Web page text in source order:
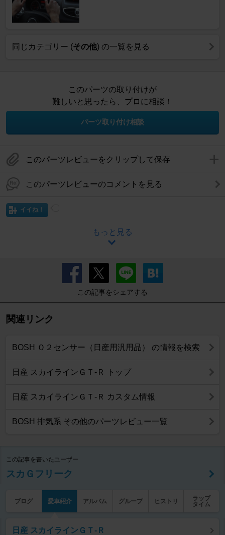
同じカテゴリー (その他) の一覧を見る
このパーツの取り付けが
難しいと思ったら、プロに相談！
パーツ取り付け相談
このパーツレビューをクリップして保存
このパーツレビューのコメントを見る
イイね！
もっと見る
この記事をシェアする
関連リンク
BOSH Ｏ２センサー（日産用汎用品） の情報を検索
日産 スカイラインＧＴ‐Ｒ トップ
日産 スカイラインＧＴ‐Ｒ カスタム情報
BOSH 排気系 その他のパーツレビュー一覧
この記事を書いたユーザー
スカＧフリーク
ブログ 愛車紹介 アルバム グループ ヒストリ
ラップ
タイム
日産 スカイラインＧＴ‐Ｒ